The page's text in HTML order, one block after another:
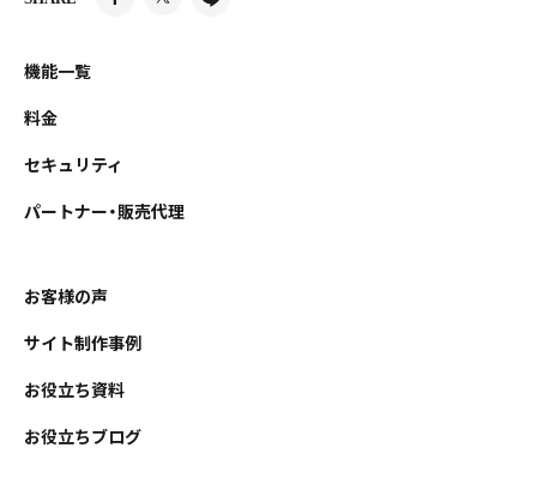
機能一覧
料金
セキュリティ
パートナー・販売代理
お客様の声
サイト制作事例
お役立ち資料
お役立ちブログ